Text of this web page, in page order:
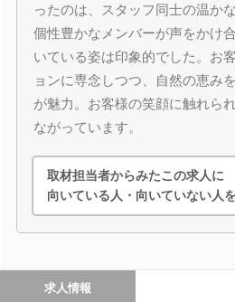
ったのは、スタッフ同士の温か
個性豊かなメンバーが声をかけ
いている姿は印象的でした。お
ョンに専念しつつ、自然の恵み
が魅力。お客様の笑顔に触れら
ながっています。
取材担当者からみたこの求人に
向いている人・向いていない人
求人情報